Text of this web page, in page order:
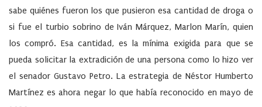
sabe quiénes fueron los que pusieron esa cantidad de droga o
si fue el turbio sobrino de Iván Márquez, Marlon Marín, quien
los compró. Esa cantidad, es la mínima exigida para que se
pueda solicitar la extradición de una persona como lo hizo ver
el senador Gustavo Petro. La estrategia de Néstor Humberto
Martínez es ahora negar lo que había reconocido en mayo de